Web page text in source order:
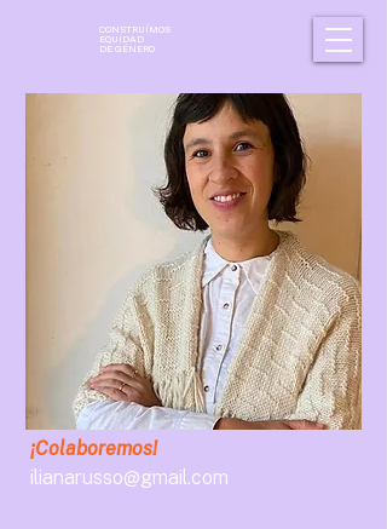
CONSTRUÍMOS
EQUIDAD
DE GÉNERO
¡Colaboremos!
ilianarusso@gmail.com